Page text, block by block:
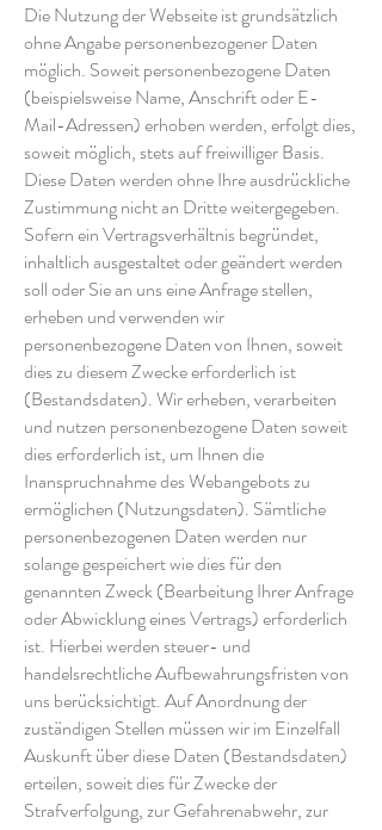
Die Nutzung der Webseite ist grundsätzlich
ohne Angabe personenbezogener Daten
möglich. Soweit personenbezogene Daten
(beispielsweise Name, Anschrift oder E-
Mail-Adressen) erhoben werden, erfolgt dies,
soweit möglich, stets auf freiwilliger Basis.
Diese Daten werden ohne Ihre ausdrückliche
Zustimmung nicht an Dritte weitergegeben.
Sofern ein Vertragsverhältnis begründet,
inhaltlich ausgestaltet oder geändert werden
soll oder Sie an uns eine Anfrage stellen,
erheben und verwenden wir
personenbezogene Daten von Ihnen, soweit
dies zu diesem Zwecke erforderlich ist
(Bestandsdaten). Wir erheben, verarbeiten
und nutzen personenbezogene Daten soweit
dies erforderlich ist, um Ihnen die
Inanspruchnahme des Webangebots zu
ermöglichen (Nutzungsdaten). Sämtliche
personenbezogenen Daten werden nur
solange gespeichert wie dies für den
genannten Zweck (Bearbeitung Ihrer Anfrage
oder Abwicklung eines Vertrags) erforderlich
ist. Hierbei werden steuer- und
handelsrechtliche Aufbewahrungsfristen von
uns berücksichtigt. Auf Anordnung der
zuständigen Stellen müssen wir im Einzelfall
Auskunft über diese Daten (Bestandsdaten)
erteilen, soweit dies für Zwecke der
Strafverfolgung, zur Gefahrenabwehr, zur